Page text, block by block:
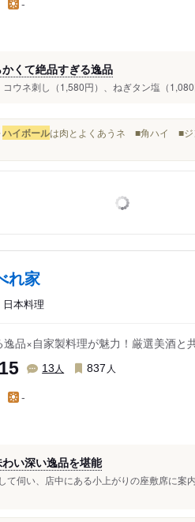
-
くて絶品すぎる逸品
ウネ刺し（1,580円）、ねぎタン塩（
ハイボールは肉とよくあうネ ■角ハイ ■ジ
れ家
本料理
品×自家製料理が魅力！厳選美酒と
13 人 837 人
-
い深い逸品を堪能
て伺い、店中にある小上がりの座敷席に案